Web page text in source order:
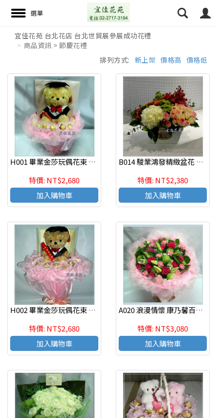
搜尋
宜佳花苑 台北花店 台北世貿展參展成功花禮
商品資訊 > 節慶花禮
價格低
價格高
新上架
排列方式:
H001 畢業金莎玩偶花束 畢業花禮
特價: NT$2,680
加入購物車
B014 駿業鴻發精緻盆花 慶祝榮陞、開幕喬遷、參展成功
特價: NT$2,380
加入購物車
H002 畢業金莎玩偶花束 畢業花禮
特價: NT$2,680
加入購物車
A020 浪漫情懷 康乃馨百合花束 傳情花束
特價: NT$3,080
加入購物車